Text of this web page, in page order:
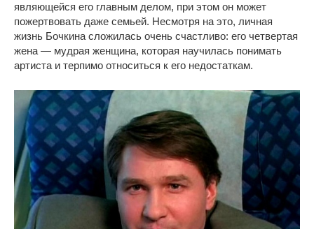
являющейся его главным делом, при этом он может
пожертвовать даже семьей. Несмотря на это, личная
жизнь Бочкина сложилась очень счастливо: его четвертая
жена — мудрая женщина, которая научилась понимать
артиста и терпимо относиться к его недостаткам.